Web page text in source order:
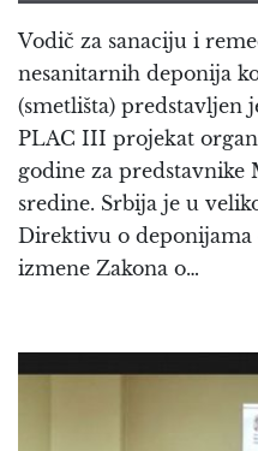
Vodič za sanaciju i
nesanitarnih deponija
(smetlišta) predstavljen
PLAC III projekat
godine za predstavnike
sredine. Srbija je u
Direktivu o deponijama
izmene Zakona o…